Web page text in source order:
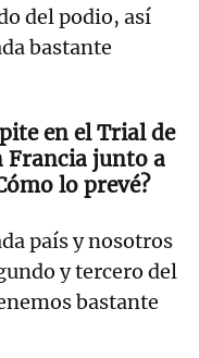
del podio, así
bastante
en el Trial de
Francia junto a
lo prevé?
país y nosotros
y tercero del
bastante